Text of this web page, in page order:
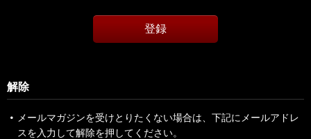
登録
解除
メールマガジンを受けとりたくない場合は、下記にメールアドレ
スを入力して解除を押してください。